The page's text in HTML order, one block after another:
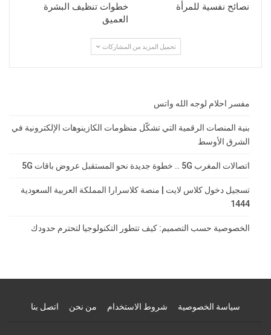
نصائح نفسية للمرأة
خطوات تنظيف البشرة
العميق
تحميل المزيد من المشاركات
مفسر احلام لوجه الله واتس
بنية المنصات الرقمية التي تشكّل منظومات الكازينوهات الإلكترونية في
الشرق الأوسط
اتصالات المغرب 5G .. خطوة جديدة نحو المستقبل عروض باقات 5G
تسجيل دخول كلاس لايت | منصة كلاسرارا المملكة العربية السعودية
1444
الخصوصية حسب التصميم: كيف تتطور التكنولوجيا لتحترم حدودك
سياسة الخصوصية شروط الاستخدام من نحن اتصل بنا